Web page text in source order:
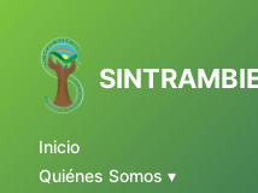
Inicio
Quiénes Somos ▾
contenido